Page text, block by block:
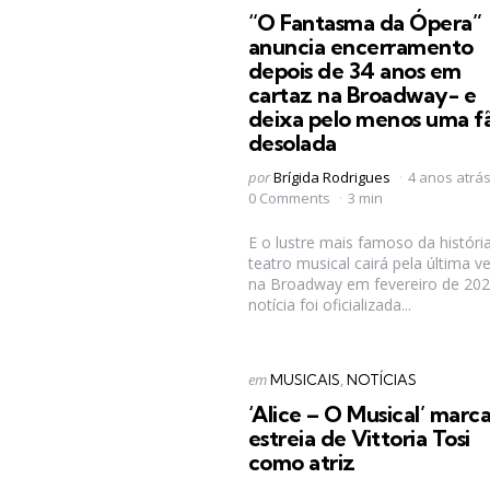
“O Fantasma da Ópera”
anuncia encerramento
depois de 34 anos em
cartaz na Broadway- e
deixa pelo menos uma
desolada
Postado
por
porBrígida Rodrigues
4 anos atrás
0 Comments
3 min
E o lustre mais famoso da
teatro musical cairá pela última
na Broadway em fevereiro de
notícia foi oficializada...
Categorias
Postado
em MUSICAIS NOTÍCIAS
‘Alice – O Musical’
estreia de Vittoria Tosi
como atriz